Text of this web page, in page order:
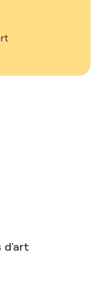
d'art